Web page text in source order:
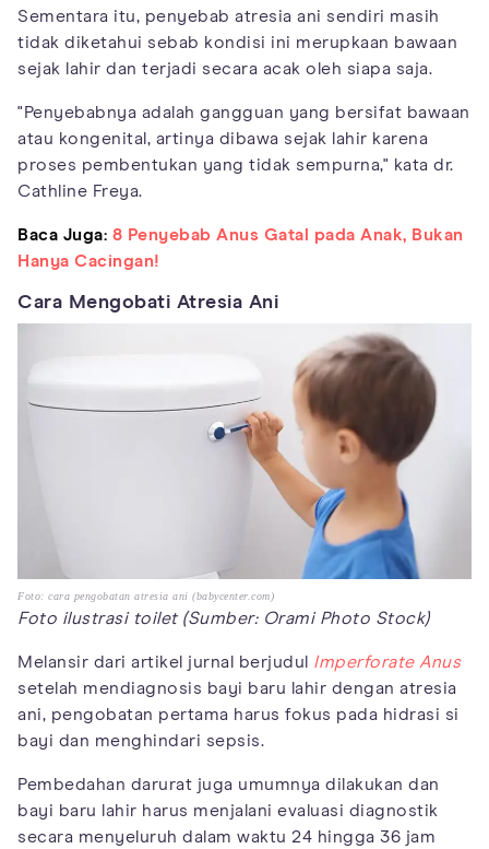
Sementara itu, penyebab atresia ani sendiri masih
tidak diketahui sebab kondisi ini merupkaan bawaan
sejak lahir dan terjadi secara acak oleh siapa saja.
"Penyebabnya adalah gangguan yang bersifat bawaan
atau kongenital, artinya dibawa sejak lahir karena
proses pembentukan yang tidak sempurna," kata dr.
Cathline Freya.
Baca Juga: 8 Penyebab Anus Gatal pada Anak, Bukan
Hanya Cacingan!
Cara Mengobati Atresia Ani
Foto: cara pengobatan atresia ani (babycenter.com)
Foto ilustrasi toilet (Sumber: Orami Photo Stock)
Melansir dari artikel jurnal berjudul Imperforate Anus
setelah mendiagnosis bayi baru lahir dengan atresia
ani, pengobatan pertama harus fokus pada hidrasi si
bayi dan menghindari sepsis.
Pembedahan darurat juga umumnya dilakukan dan
bayi baru lahir harus menjalani evaluasi diagnostik
secara menyeluruh dalam waktu 24 hingga 36 jam